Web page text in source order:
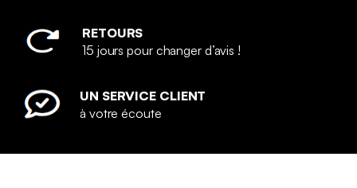
RETOURS
15 jours pour changer d’avis !
UN SERVICE CLIENT
à votre écoute